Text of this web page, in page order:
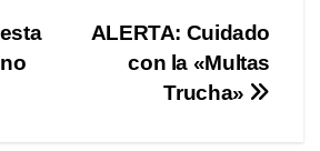
ALERTA: Cuidado
con la «Multas
Trucha»